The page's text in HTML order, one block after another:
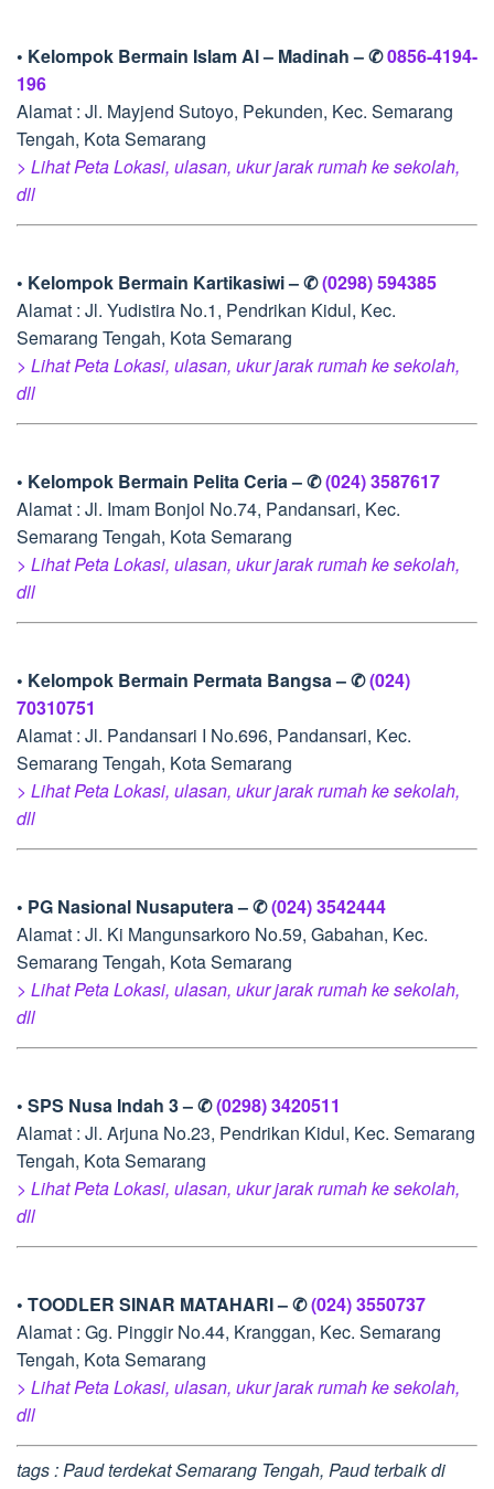
• Kelompok Bermain Islam Al – Madinah – ✆0856-4194-
196
Alamat : Jl. Mayjend Sutoyo, Pekunden, Kec. Semarang
Tengah, Kota Semarang
> Lihat Peta Lokasi, ulasan, ukur jarak rumah ke sekolah,
dll
• Kelompok Bermain Kartikasiwi – ✆(0298) 594385
Alamat : Jl. Yudistira No.1, Pendrikan Kidul, Kec.
Semarang Tengah, Kota Semarang
> Lihat Peta Lokasi, ulasan, ukur jarak rumah ke sekolah,
dll
• Kelompok Bermain Pelita Ceria – ✆(024) 3587617
Alamat : Jl. Imam Bonjol No.74, Pandansari, Kec.
Semarang Tengah, Kota Semarang
> Lihat Peta Lokasi, ulasan, ukur jarak rumah ke sekolah,
dll
• Kelompok Bermain Permata Bangsa – ✆(024)
70310751
Alamat : Jl. Pandansari I No.696, Pandansari, Kec.
Semarang Tengah, Kota Semarang
> Lihat Peta Lokasi, ulasan, ukur jarak rumah ke sekolah,
dll
• PG Nasional Nusaputera – ✆(024) 3542444
Alamat : Jl. Ki Mangunsarkoro No.59, Gabahan, Kec.
Semarang Tengah, Kota Semarang
> Lihat Peta Lokasi, ulasan, ukur jarak rumah ke sekolah,
dll
• SPS Nusa Indah 3 – ✆(0298) 3420511
Alamat : Jl. Arjuna No.23, Pendrikan Kidul, Kec. Semarang
Tengah, Kota Semarang
> Lihat Peta Lokasi, ulasan, ukur jarak rumah ke sekolah,
dll
• TOODLER SINAR MATAHARI – ✆(024) 3550737
Alamat : Gg. Pinggir No.44, Kranggan, Kec. Semarang
Tengah, Kota Semarang
> Lihat Peta Lokasi, ulasan, ukur jarak rumah ke sekolah,
dll
tags : Paud terdekat Semarang Tengah, Paud terbaik di